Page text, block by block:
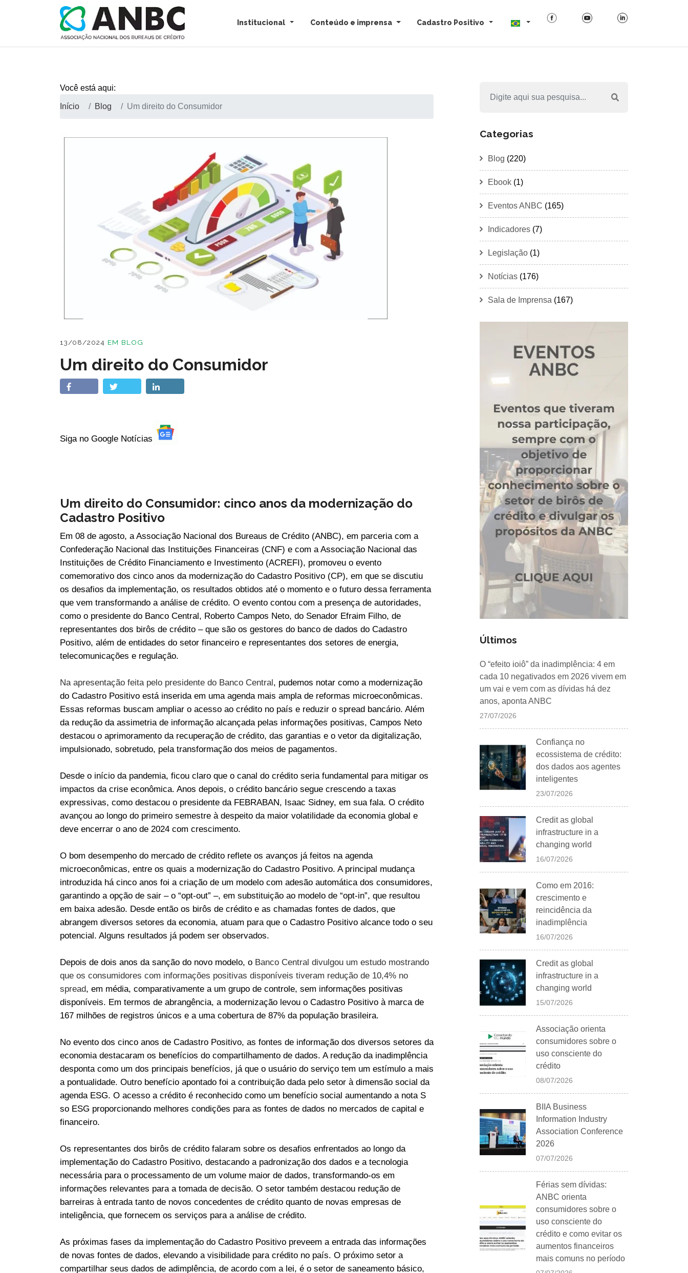
Institucional Conteúdo e imprensa Cadastro Positivo
Você está aqui:
Início Blog Um direito do Consumidor
13/08/2024 EM BLOG
Um direito do Consumidor
Siga no Google Notícias
Um direito do Consumidor: cinco anos da modernização do
Cadastro Positivo
Em 08 de agosto, a Associação Nacional dos Bureaus de Crédito (ANBC), em parceria com a
Confederação Nacional das Instituições Financeiras (CNF) e com a Associação Nacional das
Instituições de Crédito Financiamento e Investimento (ACREFI), promoveu o evento
comemorativo dos cinco anos da modernização do Cadastro Positivo (CP), em que se discutiu
os desafios da implementação, os resultados obtidos até o momento e o futuro dessa ferramenta
que vem transformando a análise de crédito. O evento contou com a presença de autoridades,
como o presidente do Banco Central, Roberto Campos Neto, do Senador Efraim Filho, de
representantes dos birôs de crédito – que são os gestores do banco de dados do Cadastro
Positivo, além de entidades do setor financeiro e representantes dos setores de energia,
telecomunicações e regulação.
Na apresentação feita pelo presidente do Banco Central, pudemos notar como a modernização
do Cadastro Positivo está inserida em uma agenda mais ampla de reformas microeconômicas.
Essas reformas buscam ampliar o acesso ao crédito no país e reduzir o spread bancário. Além
da redução da assimetria de informação alcançada pelas informações positivas, Campos Neto
destacou o aprimoramento da recuperação de crédito, das garantias e o vetor da digitalização,
impulsionado, sobretudo, pela transformação dos meios de pagamentos.
Desde o início da pandemia, ficou claro que o canal do crédito seria fundamental para mitigar os
impactos da crise econômica. Anos depois, o crédito bancário segue crescendo a taxas
expressivas, como destacou o presidente da FEBRABAN, Isaac Sidney, em sua fala. O crédito
avançou ao longo do primeiro semestre à despeito da maior volatilidade da economia global e
deve encerrar o ano de 2024 com crescimento.
O bom desempenho do mercado de crédito reflete os avanços já feitos na agenda
microeconômicas, entre os quais a modernização do Cadastro Positivo. A principal mudança
introduzida há cinco anos foi a criação de um modelo com adesão automática dos consumidores,
garantindo a opção de sair – o “opt-out” –, em substituição ao modelo de “opt-in”, que resultou
em baixa adesão. Desde então os birôs de crédito e as chamadas fontes de dados, que
abrangem diversos setores da economia, atuam para que o Cadastro Positivo alcance todo o seu
potencial. Alguns resultados já podem ser observados.
Depois de dois anos da sanção do novo modelo, o Banco Central divulgou um estudo mostrando
que os consumidores com informações positivas disponíveis tiveram redução de 10,4% no
spread, em média, comparativamente a um grupo de controle, sem informações positivas
disponíveis. Em termos de abrangência, a modernização levou o Cadastro Positivo à marca de
167 milhões de registros únicos e a uma cobertura de 87% da população brasileira.
No evento dos cinco anos de Cadastro Positivo, as fontes de informação dos diversos setores da
economia destacaram os benefícios do compartilhamento de dados. A redução da inadimplência
desponta como um dos principais benefícios, já que o usuário do serviço tem um estímulo a mais
a pontualidade. Outro benefício apontado foi a contribuição dada pelo setor à dimensão social da
agenda ESG. O acesso a crédito é reconhecido como um benefício social aumentando a nota S
so ESG proporcionando melhores condições para as fontes de dados no mercados de capital e
financeiro.
Os representantes dos birôs de crédito falaram sobre os desafios enfrentados ao longo da
implementação do Cadastro Positivo, destacando a padronização dos dados e a tecnologia
necessária para o processamento de um volume maior de dados, transformando-os em
informações relevantes para a tomada de decisão. O setor também destacou redução de
barreiras à entrada tanto de novos concedentes de crédito quanto de novas empresas de
inteligência, que fornecem os serviços para a análise de crédito.
As próximas fases da implementação do Cadastro Positivo preveem a entrada das informações
de novas fontes de dados, elevando a visibilidade para crédito no país. O próximo setor a
compartilhar seus dados de adimplência, de acordo com a lei, é o setor de saneamento básico,
Categorias
Blog (220)
Ebook (1)
Eventos ANBC (165)
Indicadores (7)
Legislação (1)
Notícias (176)
Sala de Imprensa (167)
Últimos
O “efeito ioiô” da inadimplência: 4 em
cada 10 negativados em 2026 vivem em
um vai e vem com as dívidas há dez
anos, aponta ANBC
27/07/2026
Confiança no
ecossistema de crédito:
dos dados aos agentes
inteligentes
23/07/2026
Credit as global
infrastructure in a
changing world
16/07/2026
Como em 2016:
crescimento e
reincidência da
inadimplência
16/07/2026
Credit as global
infrastructure in a
changing world
15/07/2026
Associação orienta
consumidores sobre o
uso consciente do
crédito
08/07/2026
BIIA Business
Information Industry
Association Conference
2026
07/07/2026
Férias sem dívidas:
ANBC orienta
consumidores sobre o
uso consciente do
crédito e como evitar os
aumentos financeiros
mais comuns no período